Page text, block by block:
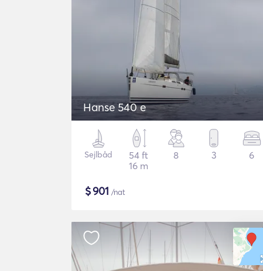
Hanse 540 e
Sejlbåd
54 ft
16 m
8 3 6
$901 /nat